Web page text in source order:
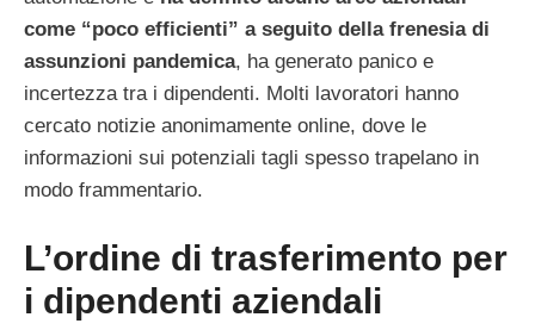
come “poco efficienti” a seguito della frenesia di
assunzioni pandemica, ha generato panico e
incertezza tra i dipendenti. Molti lavoratori hanno
cercato notizie anonimamente online, dove le
informazioni sui potenziali tagli spesso trapelano in
modo frammentario.
L’ordine di trasferimento per
i dipendenti aziendali